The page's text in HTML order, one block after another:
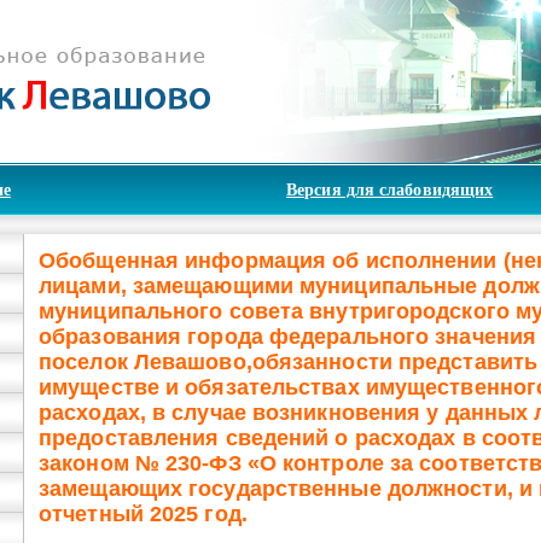
Версия для слабовидящих
Обобщенная информация об исполнении
лицами, замещающими муниципальные
муниципального совета внутригородского
образования города федерального
поселок Левашово,обязанности
имуществе и обязательствах
расходах, в случае возникновения у данных
предоставления сведений о расходах в
законом № 230-ФЗ «О контроле за
замещающих государственные должности, и
отчетный 2025 год.